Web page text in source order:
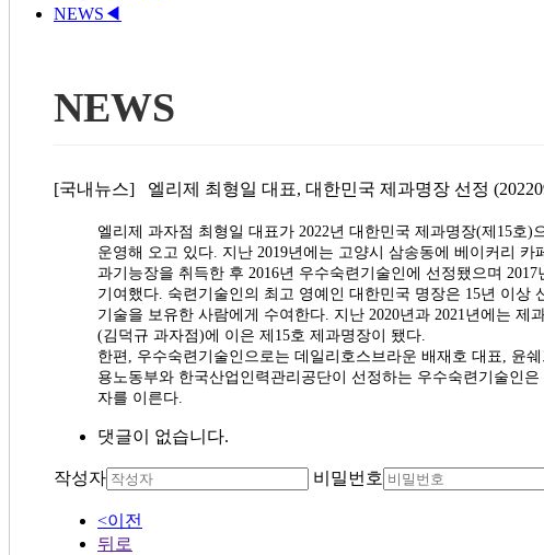
NEWS ◀
NEWS
[국내뉴스] 엘리제 최형일 대표, 대한민국 제과명장 선정
엘리제 과자점 최형일 대표가 2022년 대한민국 제과명장(제15호
운영해 오고 있다. 지난 2019년에는 고양시 삼송동에 베이커리
과기능장을 취득한 후 2016년 우수숙련기술인에 선정됐으며
기여했다. 숙련기술인의 최고 영예인 대한민국 명장은 15년 이
기술을 보유한 사람에게 수여한다. 지난 2020년과 2021년에는
(김덕규 과자점)에 이은 제15호 제과명장이 됐다.
한편, 우수숙련기술인으로는 데일리호스브라운 배재호 대표, 윤
용노동부와 한국산업인력관리공단이 선정하는 우수숙련기술인
자를 이른다.
댓글이 없습니다.
작성자 비밀번호
<이전
뒤로